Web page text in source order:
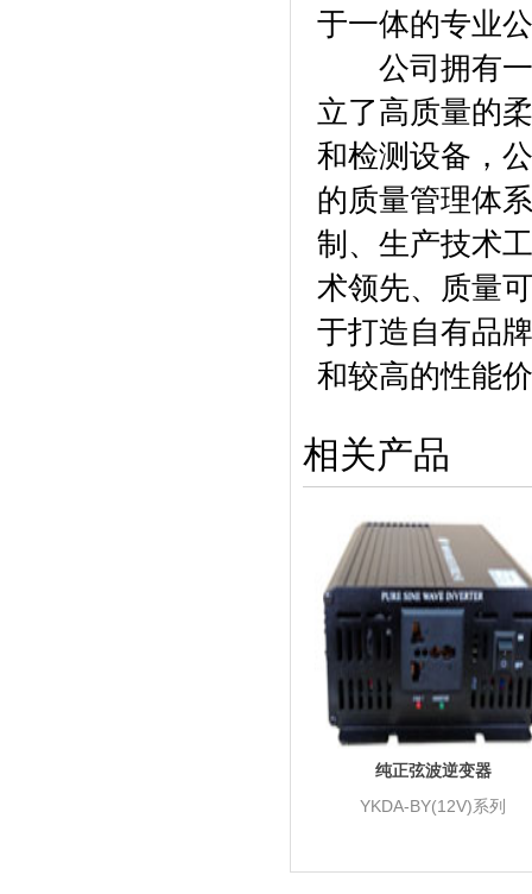
于一体的专业
公司拥有一
立了高质量的
和检测设备，
的质量管理体
制、生产技术
术领先、质量
于打造自有品
和较高的性能
相关产品
纯正弦波逆变器
YKDA-BY(12V)系列